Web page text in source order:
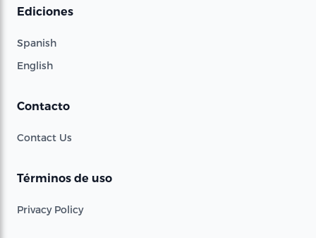
Ediciones
Spanish
English
Contacto
Contact Us
Términos de uso
Privacy Policy